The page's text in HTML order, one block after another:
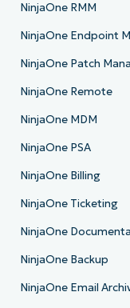
NinjaOne RMM
NinjaOne Endpoint
NinjaOne Patch
NinjaOne Remote
NinjaOne MDM
NinjaOne PSA
NinjaOne Billing
NinjaOne Ticketing
NinjaOne
NinjaOne Backup
NinjaOne Email